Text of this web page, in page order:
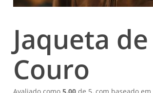
Jaqueta de
Couro